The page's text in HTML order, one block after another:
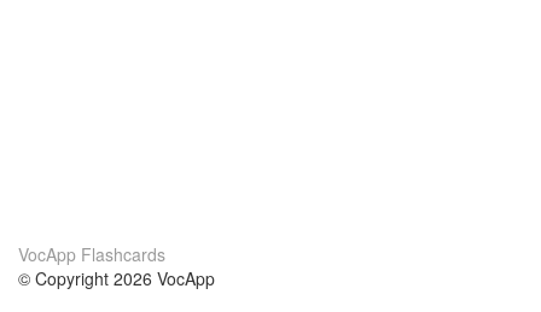
VocApp Flashcards
© Copyright 2026 VocApp